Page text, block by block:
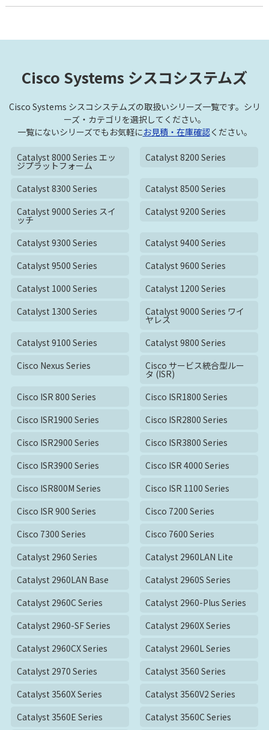
Cisco Systems シスコシステムズ
Cisco Systems シスコシステムズの取扱いシリーズ一覧です。シリ
ーズ・カテゴリを選択してください。
一覧にないシリーズでもお気軽にお見積・在庫確認ください。
Catalyst 8000 Series エッ
ジプラットフォーム
Catalyst 8200 Series
Catalyst 8300 Series
Catalyst 8500 Series
Catalyst 9000 Series スイ
ッチ
Catalyst 9200 Series
Catalyst 9300 Series
Catalyst 9400 Series
Catalyst 9500 Series
Catalyst 9600 Series
Catalyst 1000 Series
Catalyst 1200 Series
Catalyst 1300 Series
Catalyst 9000 Series ワイ
ヤレス
Catalyst 9100 Series
Catalyst 9800 Series
Cisco Nexus Series
Cisco サービス統合型ルー
タ (ISR)
Cisco ISR 800 Series
Cisco ISR1800 Series
Cisco ISR1900 Series
Cisco ISR2800 Series
Cisco ISR2900 Series
Cisco ISR3800 Series
Cisco ISR3900 Series
Cisco ISR 4000 Series
Cisco ISR800M Series
Cisco ISR 1100 Series
Cisco ISR 900 Series
Cisco 7200 Series
Cisco 7300 Series
Cisco 7600 Series
Catalyst 2960 Series
Catalyst 2960LAN Lite
Catalyst 2960LAN Base
Catalyst 2960S Series
Catalyst 2960C Series
Catalyst 2960-Plus Series
Catalyst 2960-SF Series
Catalyst 2960X Series
Catalyst 2960CX Series
Catalyst 2960L Series
Catalyst 2970 Series
Catalyst 3560 Series
Catalyst 3560X Series
Catalyst 3560V2 Series
Catalyst 3560E Series
Catalyst 3560C Series